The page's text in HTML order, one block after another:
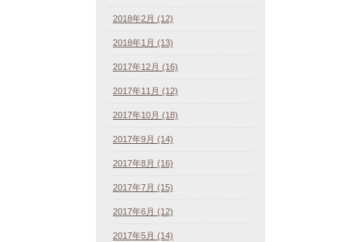
2018年2月 (12)
2018年1月 (13)
2017年12月 (16)
2017年11月 (12)
2017年10月 (18)
2017年9月 (14)
2017年8月 (16)
2017年7月 (15)
2017年6月 (12)
2017年5月 (14)